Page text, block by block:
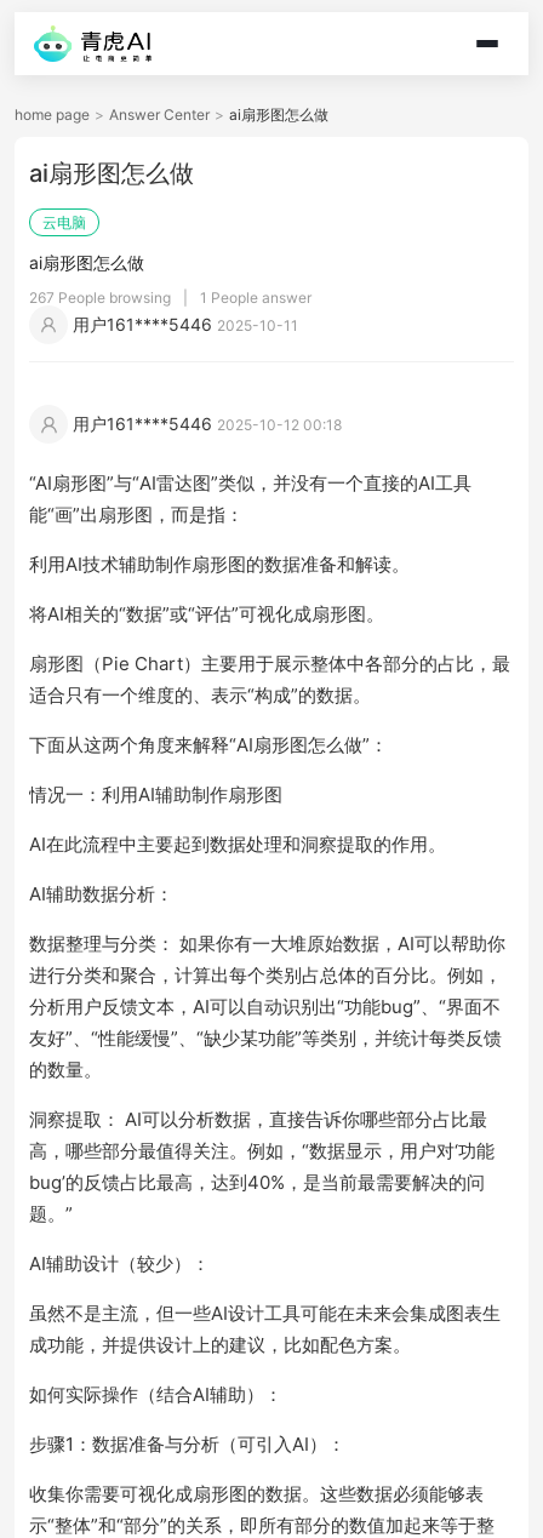
home page > Answer Center > ai扇形图怎么做
ai扇形图怎么做
云电脑
ai扇形图怎么做
267 People browsing 1 People answer
用户161****5446 2025-10-11
用户161****5446 2025-10-12 00:18
“AI扇形图”与“AI雷达图”类似，并没有一个直接的AI工具
能“画”出扇形图，而是指：
利用AI技术辅助制作扇形图的数据准备和解读。
将AI相关的“数据”或“评估”可视化成扇形图。
扇形图（Pie Chart）主要用于展示整体中各部分的占比，最
适合只有一个维度的、表示“构成”的数据。
下面从这两个角度来解释“AI扇形图怎么做”：
情况一：利用AI辅助制作扇形图
AI在此流程中主要起到数据处理和洞察提取的作用。
AI辅助数据分析：
数据整理与分类： 如果你有一大堆原始数据，AI可以帮助你
进行分类和聚合，计算出每个类别占总体的百分比。例如，
分析用户反馈文本，AI可以自动识别出“功能bug”、“界面不
友好”、“性能缓慢”、“缺少某功能”等类别，并统计每类反馈
的数量。
洞察提取： AI可以分析数据，直接告诉你哪些部分占比最
高，哪些部分最值得关注。例如，“数据显示，用户对‘功能
bug’的反馈占比最高，达到40%，是当前最需要解决的问
题。”
AI辅助设计（较少）：
虽然不是主流，但一些AI设计工具可能在未来会集成图表生
成功能，并提供设计上的建议，比如配色方案。
如何实际操作（结合AI辅助）：
步骤1：数据准备与分析（可引入AI）：
收集你需要可视化成扇形图的数据。这些数据必须能够表
示“整体”和“部分”的关系，即所有部分的数值加起来等于整